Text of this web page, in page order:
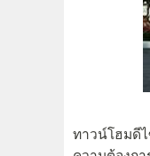
ทาวน์โฮมดีไ